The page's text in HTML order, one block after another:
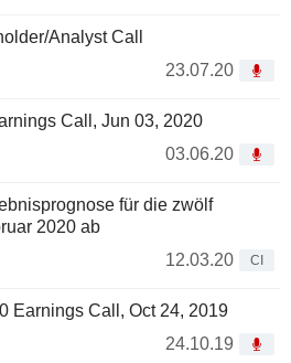
Analyst Call
23.07.20
Call, Jun 03, 2020
03.06.20
für die zwölf
2020 ab
12.03.20
CI
Earnings Call, Oct 24, 2019
24.10.19